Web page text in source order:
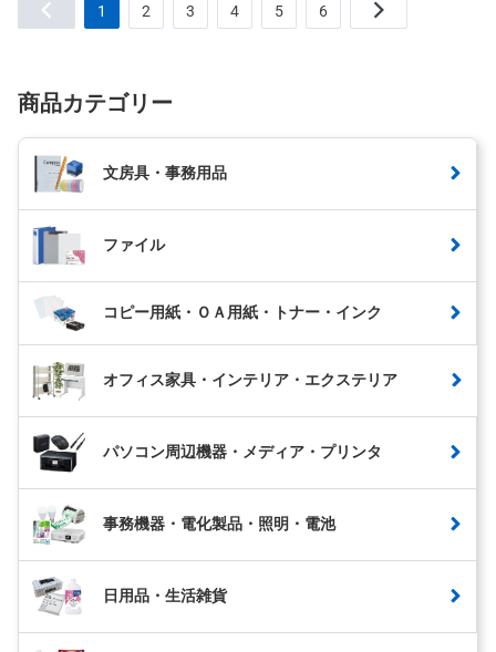
1 2 3 4 5 6
商品カテゴリー
文房具・事務用品
ファイル
コピー用紙・ＯＡ用紙・トナー・インク
オフィス家具・インテリア・エクステリア
パソコン周辺機器・メディア・プリンタ
事務機器・電化製品・照明・電池
日用品・生活雑貨